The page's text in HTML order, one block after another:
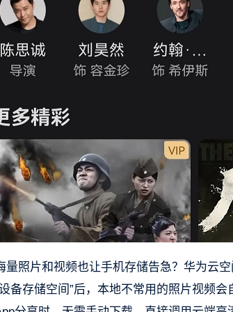
量照片和视频也让手机存储告急？华为云
备存储空间”后，本地不常用的照片视频